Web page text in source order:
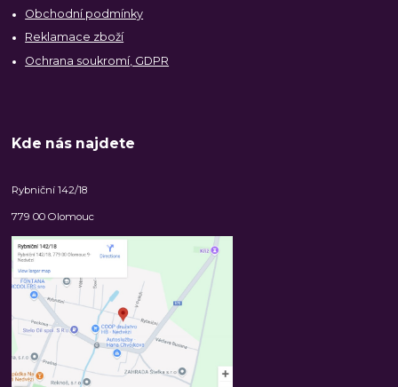
Obchodní podmínky
Reklamace zboží
Ochrana soukromí, GDPR
Kde nás najdete
Rybniční 142/18
779 00 Olomouc